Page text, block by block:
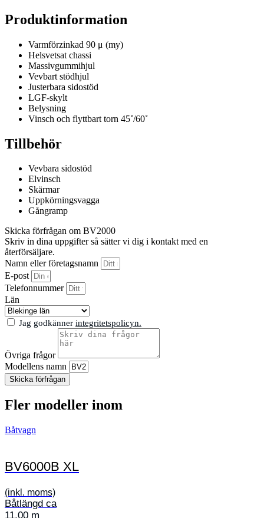
Produktinformation
Varmförzinkad 90 μ (my)
Helsvetsat chassi
Massivgummihjul
Vevbart stödhjul
Justerbara sidostöd
LGF-skylt
Belysning
Vinsch och flyttbart torn 45˚/60˚
Tillbehör
Vevbara sidostöd
Elvinsch
Skärmar
Uppkörningsvagga
Gångramp
Skicka förfrågan om BV2000
Skriv in dina uppgifter så sätter vi dig i kontakt med en
återförsäljare.
Namn eller företagsnamn
E-post
Telefonnummer
Län
Jag godkänner integritetspolicyn.
Övriga frågor
Modellens namn
Skicka förfrågan
Fler modeller inom
Båtvagn
BV6000B XL
(inkl. moms)
Båtlängd ca
11,00 m